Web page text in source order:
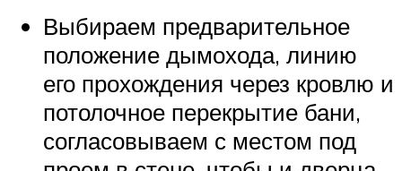
Выбираем предварительное
положение дымохода, линию
его прохождения через кровлю и
потолочное перекрытие бани,
согласовываем с местом под